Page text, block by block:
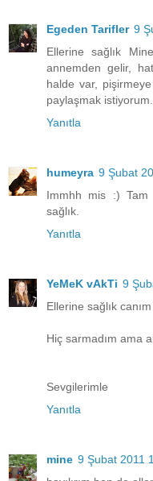
Egeden Tarifler 9
Ellerine sağlık
annemden gelir,
halde var,
paylaşmak
Yanıtla
humeyra 9 Şubat
Immhh mis :)
sağlık.
Yanıtla
YeMeK vAkTi 9
Ellerine sağlık
Hiç sarmadım ama
Sevgilerimle
Yanıtla
mine 9 Şubat 2011